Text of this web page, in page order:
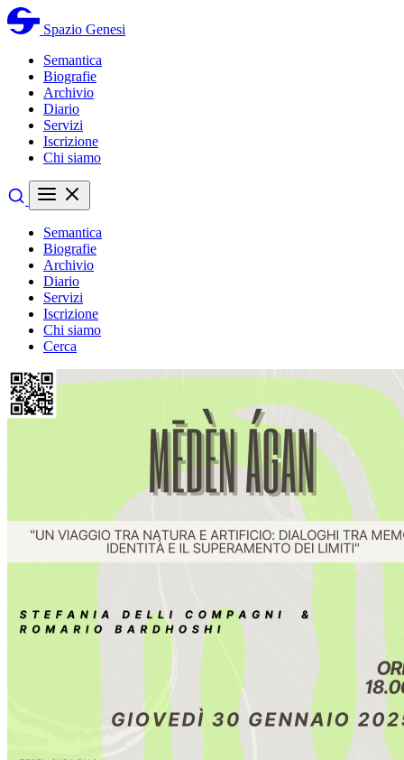
Spazio Genesi
Semantica
Biografie
Archivio
Diario
Servizi
Iscrizione
Chi siamo
Semantica
Biografie
Archivio
Diario
Servizi
Iscrizione
Chi siamo
Cerca